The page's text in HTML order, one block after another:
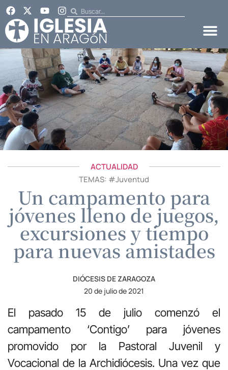
ACTUALIDAD
TEMAS: #Juventud
Un campamento para
jóvenes lleno de juegos,
excursiones y tiempo
para nuevas amistades
DIÓCESIS DE ZARAGOZA
20 de julio de 2021
El pasado 15 de julio comenzó el
campamento ‘Contigo’ para jóvenes
promovido por la Pastoral Juvenil y
Vocacional de la Archidiócesis. Una vez que